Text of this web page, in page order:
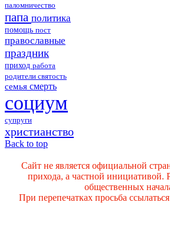
паломничество
папа политика
помощь пост
православные
праздник
приход работа
родители святость
семья смерть
социум
супруги
христианство
Back to top
Сайт не является официальной
прихода, а частной инициативой.
общественных
При перепечатках просьба